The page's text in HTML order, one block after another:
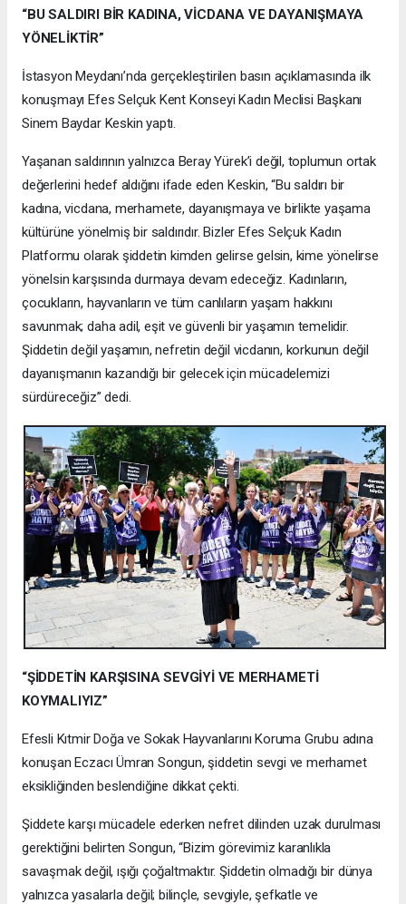
“BU SALDIRI BİR KADINA, VİCDANA VE DAYANIŞMAYA
YÖNELİKTİR”
İstasyon Meydanı’nda gerçekleştirilen basın açıklamasında ilk
konuşmayı Efes Selçuk Kent Konseyi Kadın Meclisi Başkanı
Sinem Baydar Keskin yaptı.
Yaşanan saldırının yalnızca Beray Yürek’i değil, toplumun ortak
değerlerini hedef aldığını ifade eden Keskin, “Bu saldırı bir
kadına, vicdana, merhamete, dayanışmaya ve birlikte yaşama
kültürüne yönelmiş bir saldırıdır. Bizler Efes Selçuk Kadın
Platformu olarak şiddetin kimden gelirse gelsin, kime yönelirse
yönelsin karşısında durmaya devam edeceğiz. Kadınların,
çocukların, hayvanların ve tüm canlıların yaşam hakkını
savunmak; daha adil, eşit ve güvenli bir yaşamın temelidir.
Şiddetin değil yaşamın, nefretin değil vicdanın, korkunun değil
dayanışmanın kazandığı bir gelecek için mücadelemizi
sürdüreceğiz” dedi.
“ŞİDDETİN KARŞISINA SEVGİYİ VE MERHAMETİ
KOYMALIYIZ”
Efesli Kıtmir Doğa ve Sokak Hayvanlarını Koruma Grubu adına
konuşan Eczacı Ümran Songun, şiddetin sevgi ve merhamet
eksikliğinden beslendiğine dikkat çekti.
Şiddete karşı mücadele ederken nefret dilinden uzak durulması
gerektiğini belirten Songun, “Bizim görevimiz karanlıkla
savaşmak değil, ışığı çoğaltmaktır. Şiddetin olmadığı bir dünya
yalnızca yasalarla değil; bilinçle, sevgiyle, şefkatle ve